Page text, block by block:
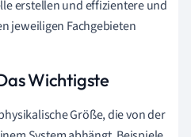
erstellen und effizientere und
jeweiligen Fachgebieten
Wichtigste
Größe, die von der